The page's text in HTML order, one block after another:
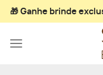
Skip
to
🎁 Ganhe brinde